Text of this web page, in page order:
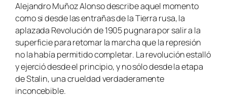
Alejandro Muñoz Alonso describe aquel momento
comosi desde las entrañas de la Tierra rusa, la
aplazada Revolución de 1905 pugnara por salir a la
superficie para retomar la marcha que la represión
no la había permitido completar. La revolución estalló
y ejerció desde el principio, y no sólo desde la etapa
de Stalin, una crueldad verdaderamente
inconcebible.